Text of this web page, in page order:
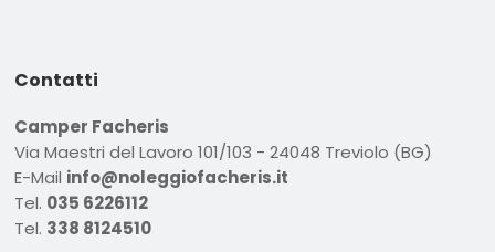
Contatti
Camper Facheris
Via Maestri del Lavoro 101/103 - 24048 Treviolo (BG)
E-Mail info@noleggiofacheris.it
Tel. 035 6226112
Tel. 338 8124510